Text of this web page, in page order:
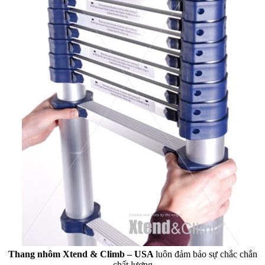
Thang nhôm Xtend & Climb – USA luôn đảm bảo sự chắc chắn